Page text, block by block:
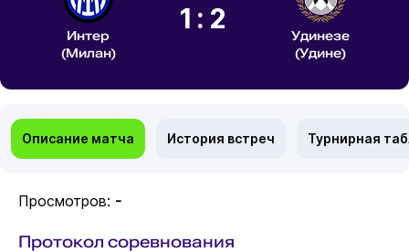
Интер
(Милан)
1:2
Удинезе
(Удине)
Описание матча История встреч Турнирная
Просмотров: -
Протокол соревнования